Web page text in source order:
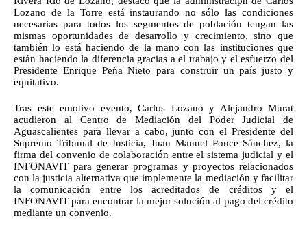
Lozano de la Torre está instaurando no sólo las condiciones
necesarias para todos los segmentos de población tengan las
mismas oportunidades de desarrollo y crecimiento, sino que
también lo está haciendo de la mano con las instituciones que
están haciendo la diferencia gracias a el trabajo y el esfuerzo del
Presidente Enrique Peña Nieto para construir un país justo y
equitativo.
Tras este emotivo evento, Carlos Lozano y Alejandro Murat
acudieron al Centro de Mediación del Poder Judicial de
Aguascalientes para llevar a cabo, junto con el Presidente del
Supremo Tribunal de Justicia, Juan Manuel Ponce Sánchez, la
firma del convenio de colaboración entre el sistema judicial y el
INFONAVIT para generar programas y proyectos relacionados
con la justicia alternativa que implemente la mediación y facilitar
la comunicación entre los acreditados de créditos y el
INFONAVIT para encontrar la mejor solución al pago del crédito
mediante un convenio.